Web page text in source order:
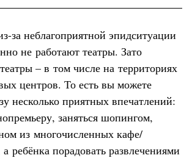
за неблагоприятной эпидситуации
не работают театры. Зато
– в том числе на территориях
центров. То есть вы можете
несколько приятных впечатлений:
заняться шопингом,
из многочисленных кафе/
ребёнка порадовать развлечениями